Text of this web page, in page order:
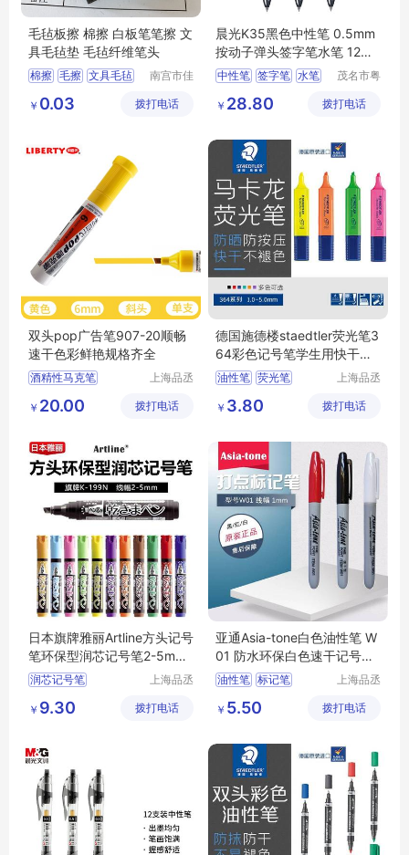
毛毡板擦 棉擦 白板笔笔擦 文
具毛毡垫 毛毡纤维笔头
棉擦 毛擦 文具毛毡
南宫市佳
品有限公
￥ 0.03 拨打电话
晨光K35黑色中性笔 0.5mm
按动子弹头签字笔水笔 12支/
盒AGPK3512
中性笔 签字笔 水笔
茂名市粤
限公司
￥ 28.80 拨打电话
双头pop广告笔907-20顺畅
速干色彩鲜艳规格齐全
酒精性马克笔
水彩笔 海报笔
上海品丞
公司
￥ 20.00 拨打电话
德国施德楼staedtler荧光笔3
64彩色记号笔学生用快干划
标记笔
油性笔 荧光笔
上海品丞
公司
￥ 3.80 拨打电话
日本旗牌雅丽Artline方头记号
笔环保型润芯记号笔2-5mm
线幅K-199N
润芯记号笔
环保型记号笔
上海品丞
公司
￥ 9.30 拨打电话
亚通Asia-tone白色油性笔 W
01 防水环保白色速干记号笔
标记笔1MM
油性笔 标记笔
上海品丞
公司
￥ 5.50 拨打电话